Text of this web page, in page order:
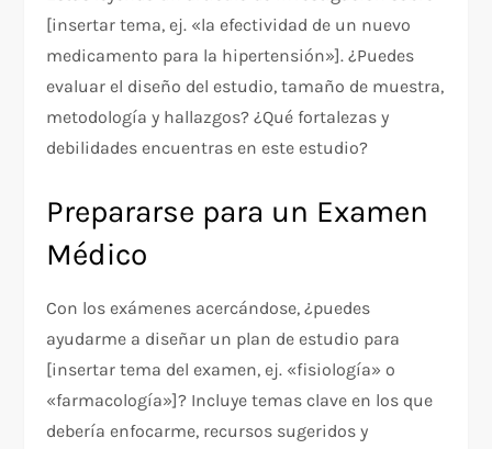
[insertar tema, ej. «la efectividad de un nuevo
medicamento para la hipertensión»]. ¿Puedes
evaluar el diseño del estudio, tamaño de muestra,
metodología y hallazgos? ¿Qué fortalezas y
debilidades encuentras en este estudio?
Prepararse para un Examen
Médico
Con los exámenes acercándose, ¿puedes
ayudarme a diseñar un plan de estudio para
[insertar tema del examen, ej. «fisiología» o
«farmacología»]? Incluye temas clave en los que
debería enfocarme, recursos sugeridos y